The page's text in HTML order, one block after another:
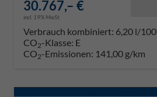
30.767,– €
incl. 19% MwSt.
Verbrauch kombiniert: 6,20 l/
CO2-Klasse: E
CO2-Emissionen: 141,00 g/km